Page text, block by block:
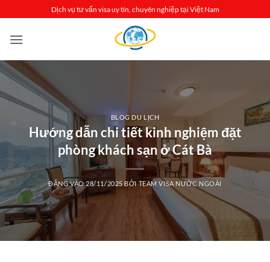
qua
nội
Dịch vụ tư vấn visa uy tín, chuyên nghiệp tại Việt Nam
BLOG DU LỊCH
Hướng dẫn chi tiết kinh nghiệm đặt
phòng khách sạn ở Cát Bà
ĐĂNG VÀO28/11/2025 BỞITEAM VISA NƯỚC NGOÀI